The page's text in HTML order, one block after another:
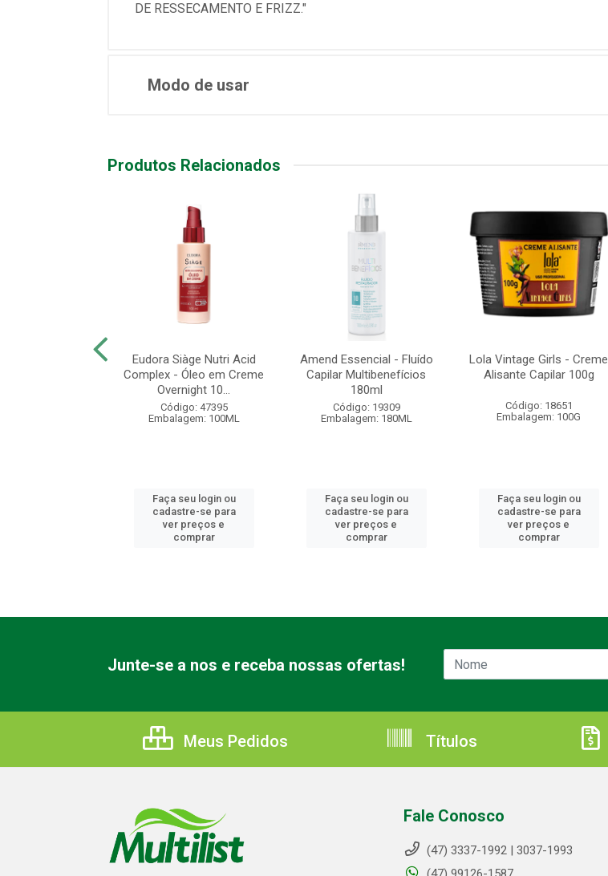
DE RESSECAMENTO E FRIZZ."
Modo de usar
Produtos Relacionados
Eudora Siàge Nutri Acid
Complex - Óleo em Creme
Overnight 10...
Código: 47395
Embalagem: 100ML
Faça seu login ou
cadastre-se para
ver preços e
comprar
Amend Essencial - Fluído
Capilar Multibenefícios
180ml
Código: 19309
Embalagem: 180ML
Faça seu login ou
cadastre-se para
ver preços e
comprar
Lola Vintage Girls - Creme
Alisante Capilar 100g
Código: 18651
Embalagem: 100G
Faça seu login ou
cadastre-se para
ver preços e
comprar
Junte-se a nos e receba nossas ofertas!
Meus Pedidos Títulos
Fale Conosco
(47) 3337-1992 | 3037-1993